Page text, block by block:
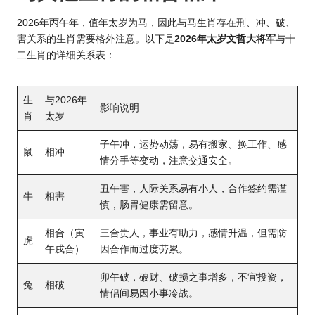
2026年丙午年，值年太岁为马，因此与马生肖存在刑、冲、破、
害关系的生肖需要格外注意。以下是2026年太岁文哲大将军与十
二生肖的详细关系表：
生
肖
与2026年
太岁
影响说明
鼠 相冲
子午冲，运势动荡，易有搬家、换工作、感
情分手等变动，注意交通安全。
牛 相害
丑午害，人际关系易有小人，合作签约需谨
慎，肠胃健康需留意。
虎
相合（寅
午戌合）
三合贵人，事业有助力，感情升温，但需防
因合作而过度劳累。
兔 相破
卯午破，破财、破损之事增多，不宜投资，
情侣间易因小事冷战。